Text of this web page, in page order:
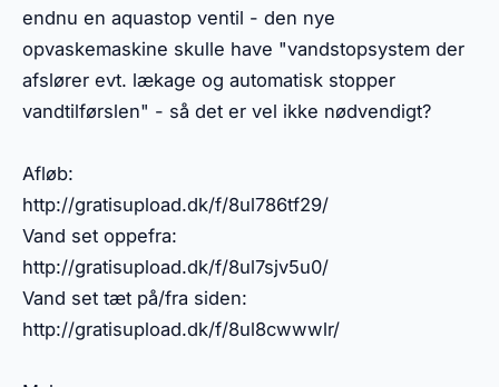
endnu en aquastop ventil - den nye
opvaskemaskine skulle have "vandstopsystem der
afslører evt. lækage og automatisk stopper
vandtilførslen" - så det er vel ikke nødvendigt?
Afløb:
http://gratisupload.dk/f/8ul786tf29/
Vand set oppefra:
http://gratisupload.dk/f/8ul7sjv5u0/
Vand set tæt på/fra siden:
http://gratisupload.dk/f/8ul8cwwwlr/